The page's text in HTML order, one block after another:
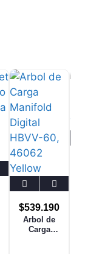
Arbol de
Carga
$539.190